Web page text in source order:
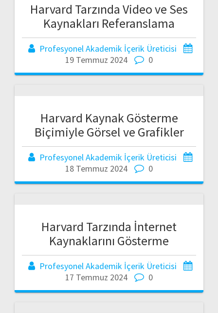
Harvard Tarzında Video ve Ses
Kaynakları Referanslama
Profesyonel Akademik İçerik Üreticisi
19 Temmuz 2024
0
Harvard Kaynak Gösterme
Biçimiyle Görsel ve Grafikler
Profesyonel Akademik İçerik Üreticisi
18 Temmuz 2024
0
Harvard Tarzında İnternet
Kaynaklarını Gösterme
Profesyonel Akademik İçerik Üreticisi
17 Temmuz 2024
0